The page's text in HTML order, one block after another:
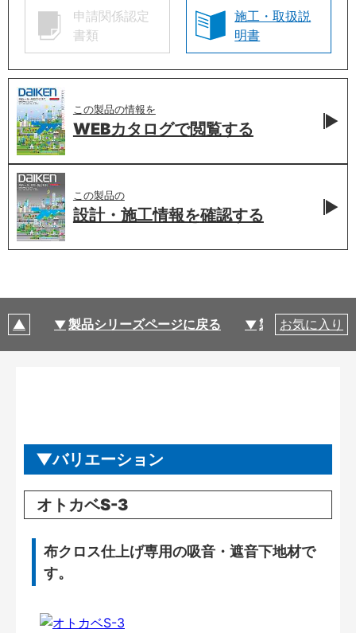
申請関係認定
書類
施工・取扱説
明書
この製品の情報を
WEBカタログで閲覧する
この製品の
設計・施工情報を確認する
製品シリーズページに戻る 製品仕様
お気に入り
バリエーション
オトカベS-3
布クロス仕上げ専用の吸音・遮音下地材で
す。